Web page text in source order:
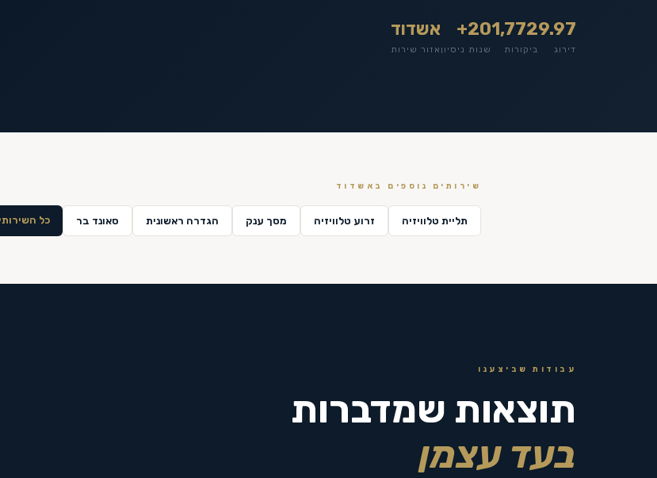
9.97
דירוג
1,772
ביקורות
20+
שנות ניסיון
אשדוד
אזור שירות
שירותים נוספים ב אשדוד
תליית טלוויזיה זרוע טלוויזיה מסך ענק הגדרה ראשונית סאונד בר כל
עבודות שביצענו
תוצאות שמדברות
בעד עצמן